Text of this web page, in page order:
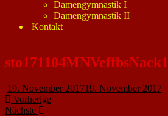
Damengymnastik I
Damengymnastik II
Kontakt
19. November 201719. November 2017
Vorherige
Nächste